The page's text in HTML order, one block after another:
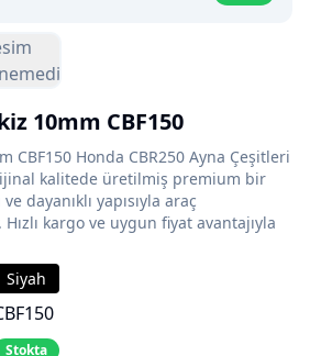
10mm CBF150
CBF150 Honda CBR250 Ayna Çeşitleri
kalitede üretilmiş premium bir
dayanıklı yapısıyla araç
Hızlı kargo ve uygun fiyat avantajıyla
Siyah
Stokta